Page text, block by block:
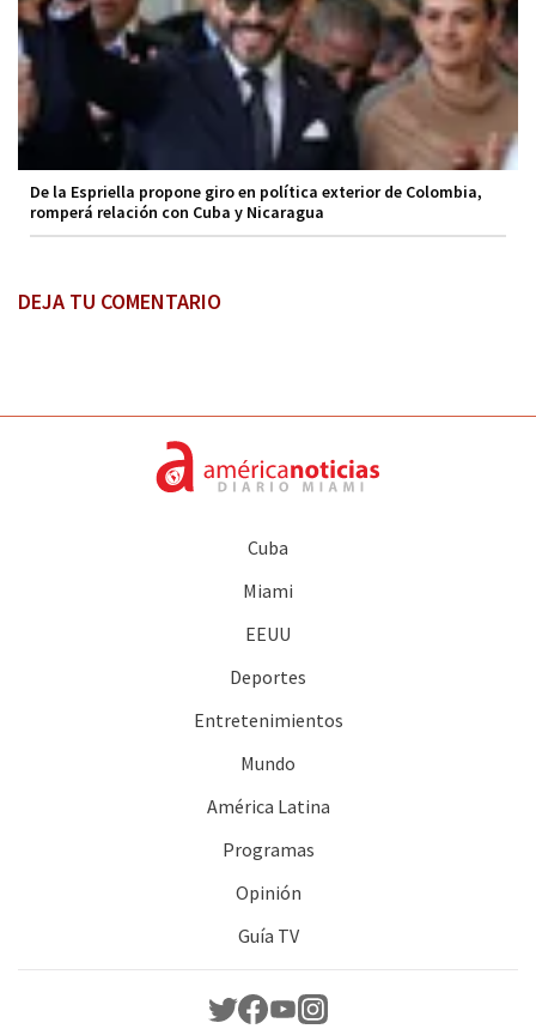
De la Espriella propone giro en política exterior de Colombia,
romperá relación con Cuba y Nicaragua
DEJA TU COMENTARIO
Cuba
Miami
EEUU
Deportes
Entretenimientos
Mundo
América Latina
Programas
Opinión
Guía TV